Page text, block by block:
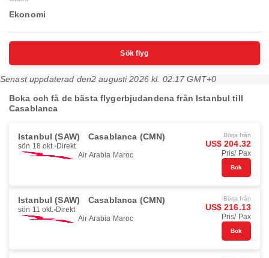
Ekonomi
Sök flyg
Senast uppdaterad den2 augusti 2026 kl. 02:17 GMT+0
Boka och få de bästa flygerbjudandena från Istanbul till
Casablanca
Istanbul (SAW) Casablanca (CMN)
sön 18 okt. Direkt
Air Arabia Maroc
Börja från
US$ 204.32
Pris/ Pax
Bok
Istanbul (SAW) Casablanca (CMN)
sön 11 okt. Direkt
Air Arabia Maroc
Börja från
US$ 216.13
Pris/ Pax
Bok